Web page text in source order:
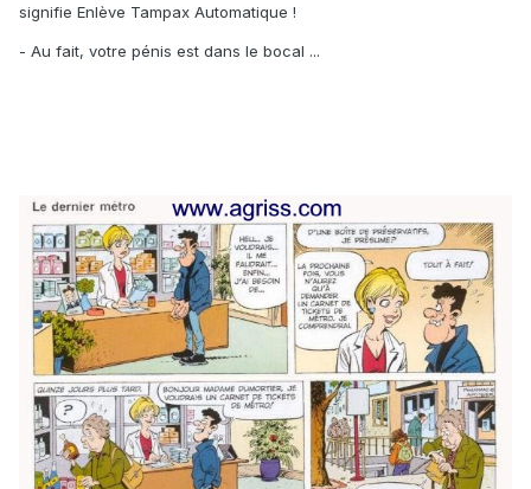
signifie Enlève Tampax Automatique !
- Au fait, votre pénis est dans le bocal ...